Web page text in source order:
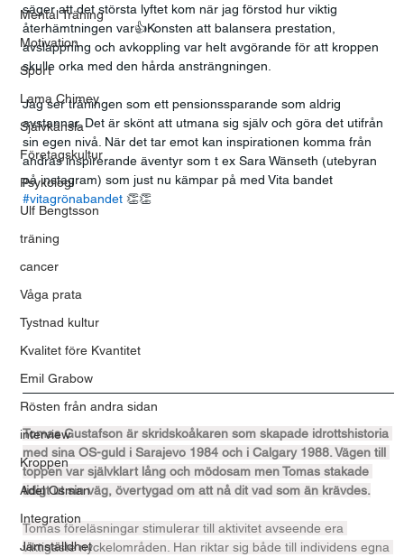
Mental Träning
Motivation
Sport
Lama Chimey
Självkänsla
Företagskultur
Psykologi
Ulf Bengtsson
träning
cancer
Våga prata
Tystnad kultur
Kvalitet före Kvantitet
Emil Grabow
Rösten från andra sidan
interview
Kroppen
Adel Osman
Integration
Jämställdhet
säger att det största lyftet kom när jag förstod hur viktig
återhämtningen var👍Konsten att balansera prestation,
avslappning och avkoppling var helt avgörande för att kroppen
skulle orka med den hårda ansträngningen.
Jag ser träningen som ett pensionssparande som aldrig
avstannar. Det är skönt att utmana sig själv och göra det utifrån
sin egen nivå. När det tar emot kan inspirationen komma från
andras inspirerande äventyr som t ex Sara Wänseth (utebyran
på instagram) som just nu kämpar på med Vita bandet
#vitagrönabandet 👏👏
Tomas Gustafson är skridskoåkaren som skapade idrottshistoria
med sina OS-guld i Sarajevo 1984 och i Calgary 1988. Vägen till
toppen var självklart lång och mödosam men Tomas stakade
tidigt ut sin väg, övertygad om att nå dit vad som än krävdes.
Tomas föreläsningar stimulerar till aktivitet avseende era
viktigaste nyckelområden. Han riktar sig både till individens egna